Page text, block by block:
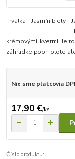
Trvalka - Jasmín
Ide o okrasnú
krémovými kvetmi. Je
záhradke popri plote
Nie sme platcovia
17,90 €/ks
Číslo produktu: